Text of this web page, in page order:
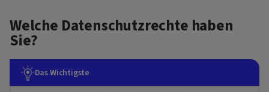
Welche Datenschutzrechte haben
Sie?
Das Wichtigste